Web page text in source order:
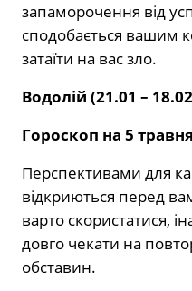
запаморочення від
сподобається вашим
затаїти на вас зло.
Водолій (21.01 –
Гороскоп на 5
Перспективами для
відкриються перед
варто скористатися,
довго чекати на
обставин.